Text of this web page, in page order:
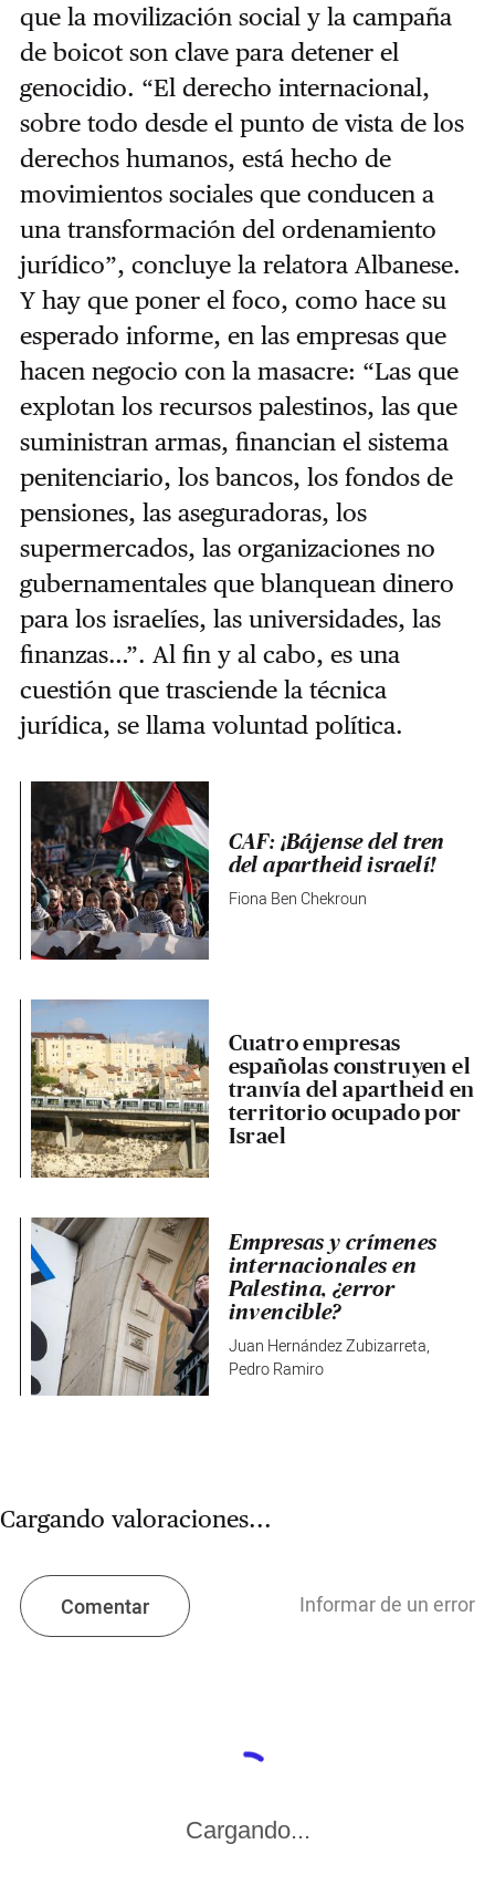
que la movilización social y la campaña
de boicot son clave para detener el
genocidio. “El derecho internacional,
sobre todo desde el punto de vista de los
derechos humanos, está hecho de
movimientos sociales que conducen a
una transformación del ordenamiento
jurídico”, concluye la relatora Albanese.
Y hay que poner el foco, como hace su
esperado informe, en las empresas que
hacen negocio con la masacre: “Las que
explotan los recursos palestinos, las que
suministran armas, financian el sistema
penitenciario, los bancos, los fondos de
pensiones, las aseguradoras, los
supermercados, las organizaciones no
gubernamentales que blanquean dinero
para los israelíes, las universidades, las
finanzas…”. Al fin y al cabo, es una
cuestión que trasciende la técnica
jurídica, se llama voluntad política.
CAF: ¡Bájense del tren
del apartheid israelí!
Fiona Ben Chekroun
Cuatro empresas
españolas construyen el
tranvía del apartheid en
territorio ocupado por
Israel
Empresas y crímenes
internacionales en
Palestina, ¿error
invencible?
Juan Hernández Zubizarreta,
Pedro Ramiro
Cargando valoraciones...
Comentar Informar de un error
Cargando...